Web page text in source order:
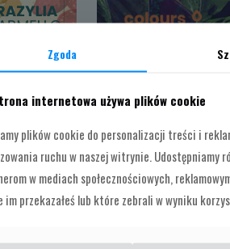
MONTE
KAWA ZIARNISTA
Zgoda
internetowa używa plików cookie
plików cookie do personalizacji treści i
ruchu w naszej witrynie. Udostępniamy
w mediach społecznościowych,
im przekazałeś lub które zebrali w wyniku